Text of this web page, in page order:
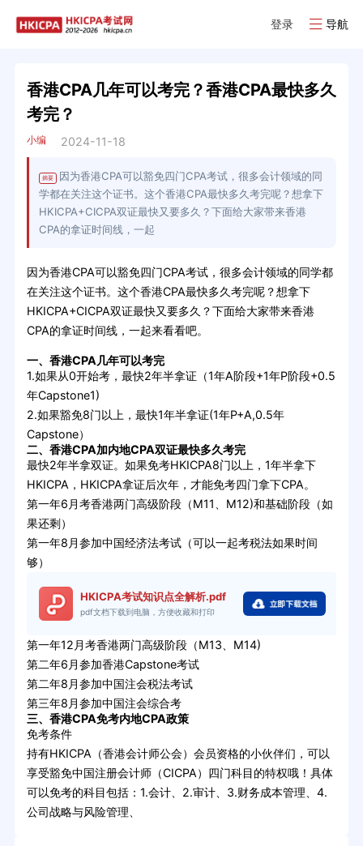
登录 导航
香港CPA几年可以考完？香港CPA最快多久
考完？
小编 2024-11-18
摘要
因为香港CPA可以豁免四门CPA考试，很多会计领域的同
学都在关注这个证书。这个香港CPA最快多久考完呢？想拿下
HKICPA+CICPA双证最快又要多久？下面给大家带来香港
CPA的拿证时间线，一起
因为香港CPA可以豁免四门CPA考试，很多会计领域的同学都
在关注这个证书。这个香港CPA最快多久考完呢？想拿下
HKICPA+CICPA双证最快又要多久？下面给大家带来香港
CPA的拿证时间线，一起来看看吧。
一、香港CPA几年可以考完
1.如果从0开始考，最快2年半拿证（1年A阶段+1年P阶段+0.5
年Capstone1)
2.如果豁免8门以上，最快1年半拿证(1年P+A,0.5年
Capstone）
二、香港CPA加内地CPA双证最快多久考完
最快2年半拿双证。如果免考HKICPA8门以上，1年半拿下
HKICPA，HKICPA拿证后次年，才能免考四门拿下CPA。
第一年6月考香港两门高级阶段（M11、M12)和基础阶段（如
果还剩）
第一年8月参加中国经济法考试（可以一起考税法如果时间
够）
HKICPA考试知识点全解析.pdf
pdf文档下载到电脑，方便收藏和打印
第一年12月考香港两门高级阶段（M13、M14)
第二年6月参加香港Capstone考试
第二年8月参加中国注会税法考试
第三年8月参加中国注会综合考
三、香港CPA免考内地CPA政策
免考条件
持有HKICPA（香港会计师公会）会员资格的小伙伴们，可以
享受豁免中国注册会计师（CICPA）四门科目的特权哦！具体
可以免考的科目包括：1.会计、2.审计、3.财务成本管理、4.
公司战略与风险管理、